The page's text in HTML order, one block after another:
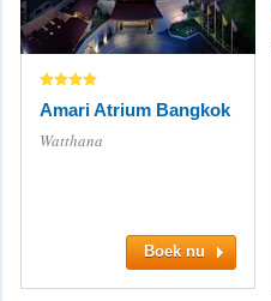
Amari Atrium Bangkok
Watthana
Boek nu